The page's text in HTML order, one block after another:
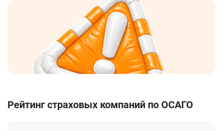
Рейтинг страховых компаний по ОСАГО